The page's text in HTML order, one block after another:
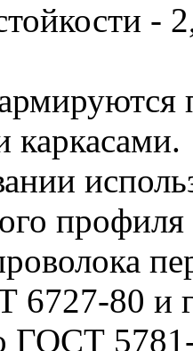
-
каркасами.
80 и
ГОСТ